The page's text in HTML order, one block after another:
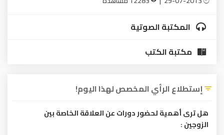
المكتبة الصوتية
مكتبة الكتب
إستطلاع الرأي المخصص لهذا اليوم!
هل ترى أهمية لحضور دورات عن العلاقة الخاصة بين
الزوجين :